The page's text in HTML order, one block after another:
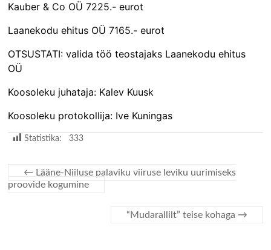
Kauber & Co OÜ 7225.- eurot
Laanekodu ehitus OÜ 7165.- eurot
OTSUSTATI: valida töö teostajaks Laanekodu ehitus
OÜ
Koosoleku juhataja: Kalev Kuusk
Koosoleku protokollija: Ive Kuningas
Statistika: 333
← Lääne-Niiluse palaviku viiruse leviku uurimiseks
proovide kogumine
“Mudarallilt” teise kohaga →